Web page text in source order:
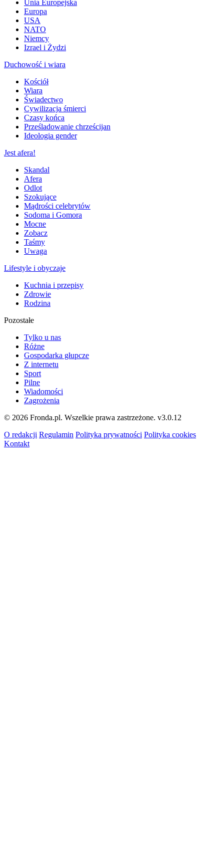
Unia Europejska
Europa
USA
NATO
Niemcy
Izrael i Żydzi
Duchowość i wiara
Kościół
Wiara
Świadectwo
Cywilizacja śmierci
Czasy końca
Prześladowanie chrześcijan
Ideologia gender
Jest afera!
Skandal
Afera
Odlot
Szokujące
Mądrości celebrytów
Sodoma i Gomora
Mocne
Zobacz
Taśmy
Uwaga
Lifestyle i obyczaje
Kuchnia i przepisy
Zdrowie
Rodzina
Pozostałe
Tylko u nas
Różne
Gospodarka głupcze
Z internetu
Sport
Pilne
Wiadomości
Zagrożenia
© 2026 Fronda.pl. Wszelkie prawa zastrzeżone. v3.0.12
O redakcji Regulamin Polityka prywatności Polityka cookies
Kontakt